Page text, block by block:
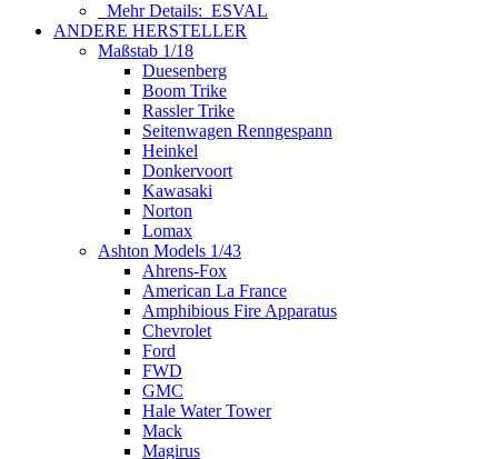
Mehr Details: ESVAL
ANDERE HERSTELLER
Maßstab 1/18
Duesenberg
Boom Trike
Rassler Trike
Seitenwagen Renngespann
Heinkel
Donkervoort
Kawasaki
Norton
Lomax
Ashton Models 1/43
Ahrens-Fox
American La France
Amphibious Fire Apparatus
Chevrolet
Ford
FWD
GMC
Hale Water Tower
Mack
Magirus